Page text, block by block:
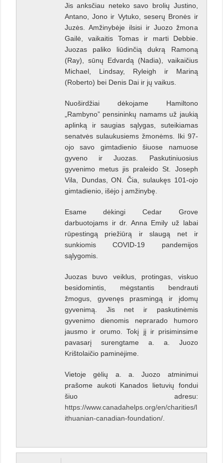
Jis anksčiau neteko savo brolių Justino,
Antano, Jono ir Vytuko, seserų Bronės ir
Juzės. Amžinybėje ilsisi ir Juozo žmona
Gailė, vaikaitis Tomas ir marti Debbie.
Juozas paliko liūdinčią dukrą Ramoną
(Ray), sūnų Edvardą (Nadia), vaikaičius
Michael, Lindsay, Ryleigh ir Mariną
(Roberto) bei Denis Dai ir jų vaikus.
Nuoširdžiai dėkojame Hamiltono
„Rambyno” pensininkų namams už jaukią
aplinką ir saugias sąlygas, suteikiamas
senatvės sulaukusiems žmonėms. Iki 97-
ojo savo gimtadienio šiuose namuose
gyveno ir Juozas. Paskutiniuosius
gyvenimo metus jis praleido St. Joseph
Vila, Dundas, ON. Čia, sulaukęs 101-ojo
gimtadienio, išėjo į amžinybę.
Esame dėkingi Cedar Grove
darbuotojams ir dr. Anna Emily už labai
rūpestingą priežiūrą ir slaugą net ir
sunkiomis COVID-19 pandemijos
sąlygomis.
Juozas buvo veiklus, protingas, viskuo
besidomintis, mėgstantis bendrauti
žmogus, gyvenęs prasmingą ir įdomų
gyvenimą. Jis net ir paskutinėmis
gyvenimo dienomis neprarado humoro
jausmo ir orumo. Tokį jį ir prisiminsime
pavasarį surengtame a. a. Juozo
Krištolaičio paminėjime.
Vietoje gėlių a. a. Juozo atminimui
prašome aukoti Kanados lietuvių fondui
šiuo adresu:
https://www.canadahelps.org/en/charities/l
ithuanian-canadian-foundation/.